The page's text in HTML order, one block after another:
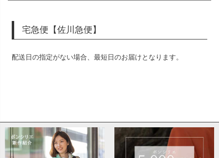
宅急便【佐川急便】
配送日の指定がない場合、最短日のお届けとなります。